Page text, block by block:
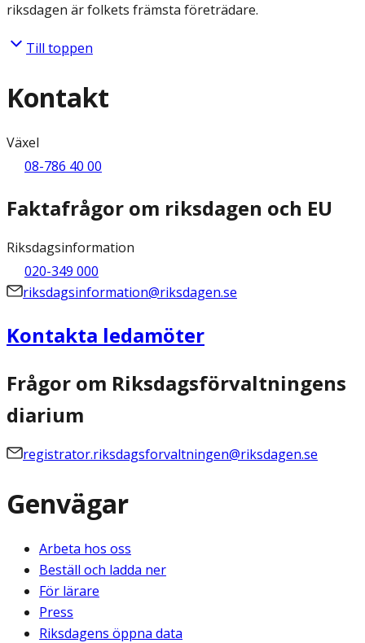
riksdagen är folkets främsta företrädare.
Till toppen
Kontakt
Växel
08-786 40 00
Faktafrågor om riksdagen och EU
Riksdagsinformation
020-349 000
riksdagsinformation@riksdagen.se
Kontakta ledamöter
Frågor om Riksdagsförvaltningens
diarium
registrator.riksdagsforvaltningen@riksdagen.se
Genvägar
Arbeta hos oss
Beställ och ladda ner
För lärare
Press
Riksdagens öppna data